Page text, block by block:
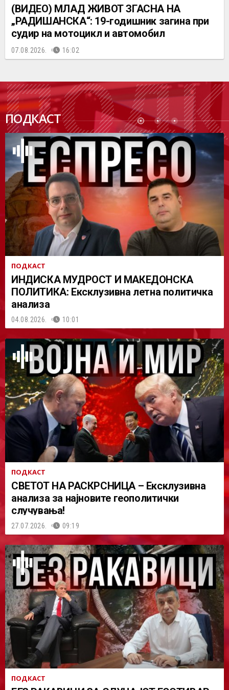
(ВИДЕО) МЛАД ЖИВОТ ЗГАСНА НА
„РАДИШАНСКА“: 19-годишник загина при
судир на мотоцикл и автомобил
07.08.2026. 16:02
ПОДКАСТ
ПОДК
АСТ
ПОДКАСТ
ИНДИСКА МУДРОСТ И МАКЕДОНСКА
ПОЛИТИКА: Ексклузивна летна политичка
анализа
04.08.2026. 10:01
ПОДКАСТ
СВЕТОТ НА РАСКРСНИЦА – Ексклузивна
анализа за најновите геополитички
случувања!
27.07.2026. 09:19
ПОДКАСТ